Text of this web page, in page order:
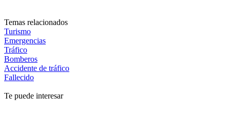
Temas relacionados
Turismo
Emergencias
Tráfico
Bomberos
Accidente de tráfico
Fallecido
Te puede interesar